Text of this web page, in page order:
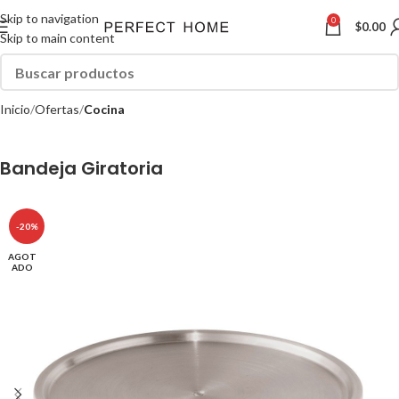
Skip to navigation
Skip to main content
0 $0.00
Inicio Ofertas Cocina
Bandeja Giratoria
-20%
AGOT
ADO